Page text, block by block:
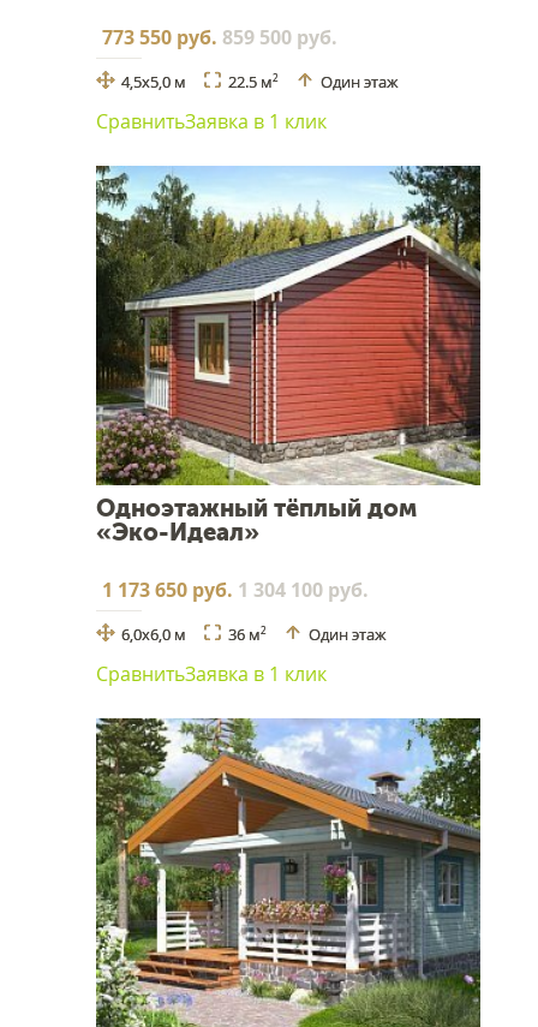
773 550 руб. 859 500 руб.
4,5х5,0 м 22.5 м2 Один этаж
СравнитьЗаявка в 1 клик
Одноэтажный тёплый дом
«Эко-Идеал»
1 173 650 руб. 1 304 100 руб.
6,0х6,0 м 36 м2 Один этаж
СравнитьЗаявка в 1 клик